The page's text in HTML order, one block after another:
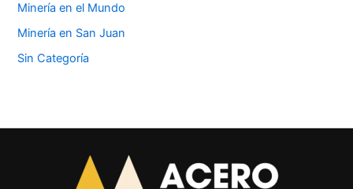
Minería en el Mundo
Minería en San Juan
Sin Categoría